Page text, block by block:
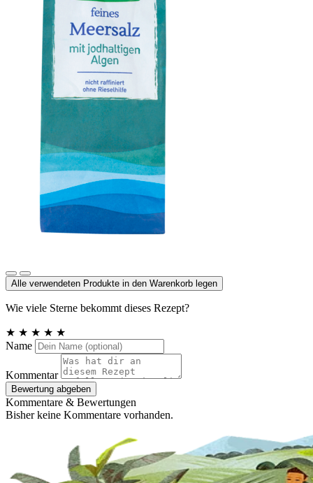
Alle verwendeten Produkte in den Warenkorb legen
Wie viele Sterne bekommt dieses Rezept?
★ ★ ★ ★ ★
Name
Kommentar
Bewertung abgeben
Kommentare & Bewertungen
Bisher keine Kommentare vorhanden.